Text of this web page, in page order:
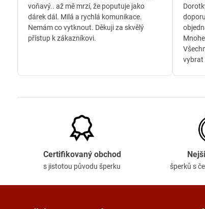
voňavý.. až mě mrzí, že poputuje jako
dárek dál. Milá a rychlá komunikace.
Nemám co vytknout. Děkuji za skvělý
přístup k zákazníkovi.
vybrat
Certifikovaný obchod
s jistotou původu šperku šperků s